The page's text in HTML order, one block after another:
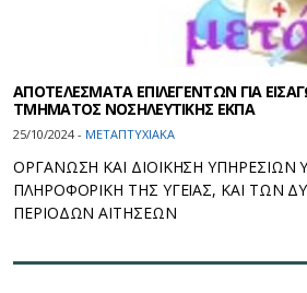
ΑΠΟΤΕΛΕΣΜΑΤΑ ΕΠΙΛΕΓΕΝΤΩΝ ΓΙΑ
ΤΜΗΜΑΤΟΣ ΝΟΣΗΛΕΥΤΙΚΗΣ ΕΚΠΑ
25/10/2024 - ΜΕΤΑΠΤΥΧΙΑΚΑ
ΟΡΓΑΝΩΣΗ ΚΑΙ ΔΙΟΙΚΗΣΗ ΥΠΗΡΕΣΙΩΝ
ΠΛΗΡΟΦΟΡΙΚΗ ΤΗΣ ΥΓΕΙΑΣ, ΚΑΙ ΤΩΝ
ΠΕΡΙΟΔΩΝ ΑΙΤΗΣΕΩΝ